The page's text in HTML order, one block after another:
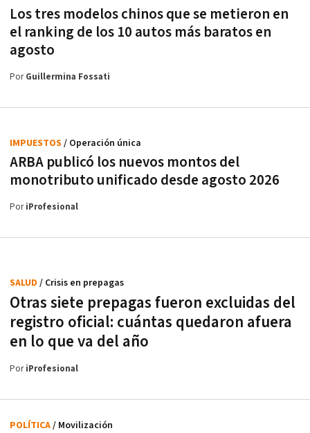
Los tres modelos chinos que se metieron en
el ranking de los 10 autos más baratos en
agosto
PorGuillermina Fossati
ARBA publicó los nuevos montos del
monotributo unificado desde agosto 2026
IMPUESTOS / Operación única
PoriProfesional
Otras siete prepagas fueron excluidas del
registro oficial: cuántas quedaron afuera
en lo que va del año
SALUD / Crisis en prepagas
PoriProfesional
POLÍTICA/ Movilización